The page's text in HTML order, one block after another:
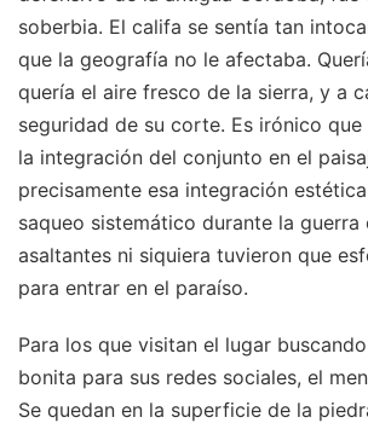
soberbia. El califa se sentía tan
que la geografía no le afectaba.
quería el aire fresco de la sierra, y a
seguridad de su corte. Es irónico
la integración del conjunto en el
precisamente esa integración
saqueo sistemático durante la guerra
asaltantes ni siquiera tuvieron que
para entrar en el paraíso.
Para los que visitan el lugar
bonita para sus redes sociales, el
Se quedan en la superficie de la